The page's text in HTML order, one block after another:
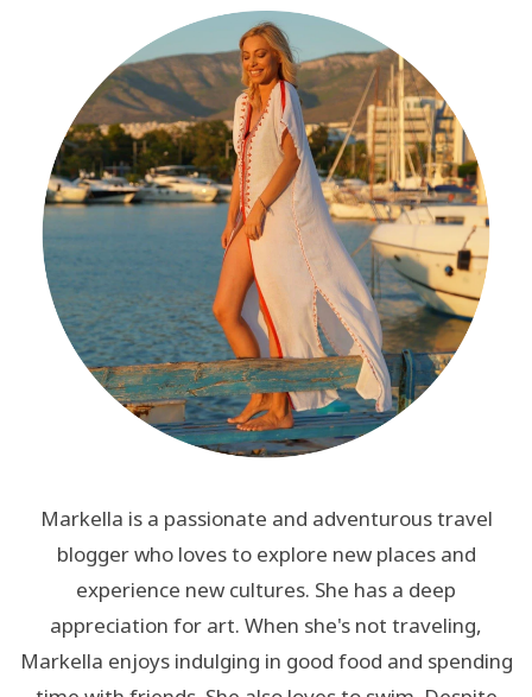
Markella is a passionate and adventurous travel
blogger who loves to explore new places and
experience new cultures. She has a deep
appreciation for art. When she's not traveling,
Markella enjoys indulging in good food and spending